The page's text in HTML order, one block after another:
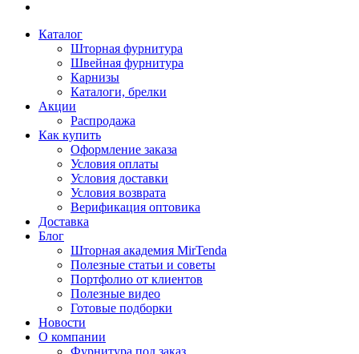
Каталог
Шторная фурнитура
Швейная фурнитура
Карнизы
Каталоги, брелки
Акции
Распродажа
Как купить
Оформление заказа
Условия оплаты
Условия доставки
Условия возврата
Верификация оптовика
Доставка
Блог
Шторная академия MirTenda
Полезные статьи и советы
Портфолио от клиентов
Полезные видео
Готовые подборки
Новости
О компании
Фурнитура под заказ